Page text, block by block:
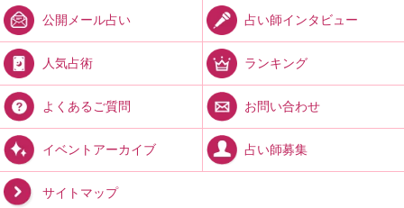
公開メール占い 占い師インタビュー
人気占術 ランキング
よくあるご質問 お問い合わせ
イベントアーカイブ 占い師募集
サイトマップ